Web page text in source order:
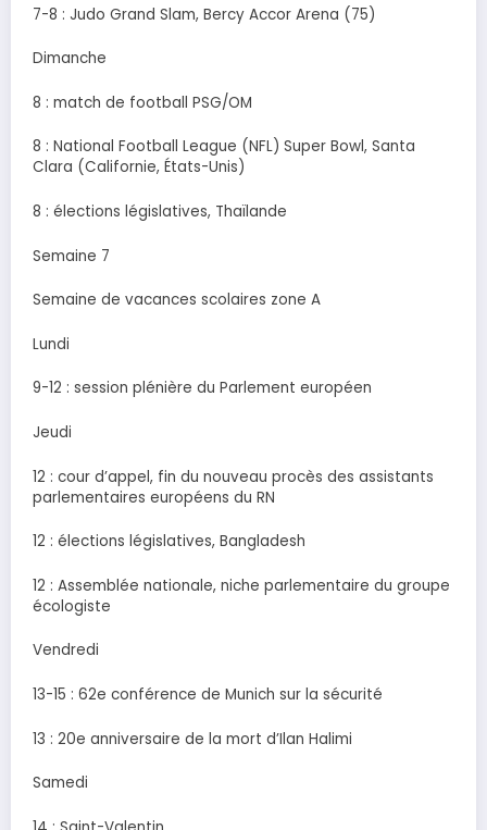
7-8 : Judo Grand Slam, Bercy Accor Arena (75)
Dimanche
8 : match de football PSG/OM
8 : National Football League (NFL) Super Bowl, Santa
Clara (Californie, États-Unis)
8 : élections législatives, Thaïlande
Semaine 7
Semaine de vacances scolaires zone A
Lundi
9-12 : session plénière du Parlement européen
Jeudi
12 : cour d’appel, fin du nouveau procès des assistants
parlementaires européens du RN
12 : élections législatives, Bangladesh
12 : Assemblée nationale, niche parlementaire du groupe
écologiste
Vendredi
13-15 : 62e conférence de Munich sur la sécurité
13 : 20e anniversaire de la mort d’Ilan Halimi
Samedi